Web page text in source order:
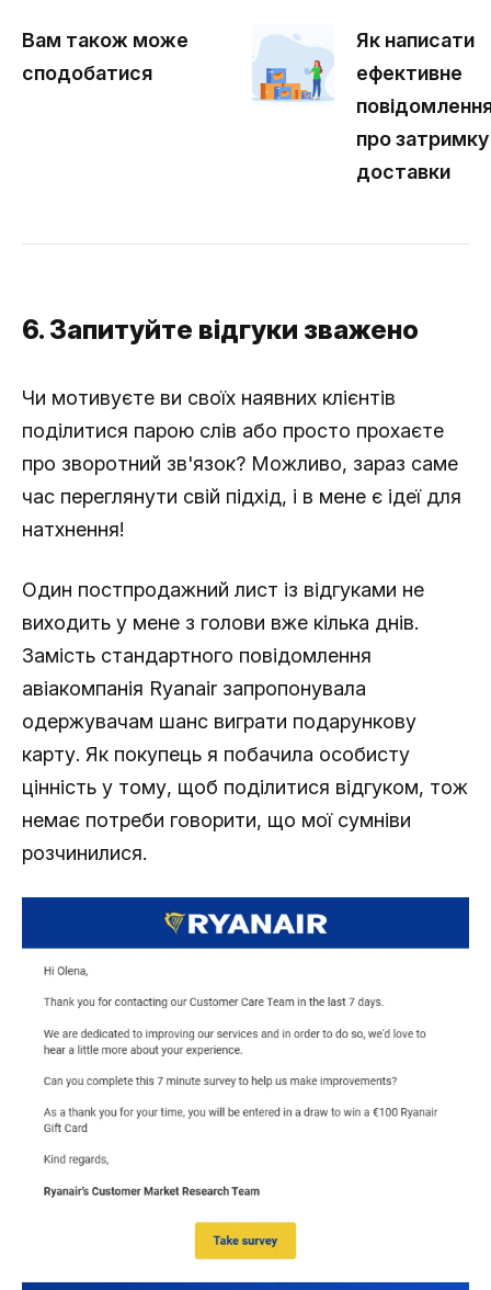
Вам також може
сподобатися
Як написати
ефективне
про затримку
доставки
6. Запитуйте відгуки зважено
Чи мотивуєте ви своїх наявних клієнтів
поділитися парою слів або просто прохаєте
про зворотний зв'язок? Можливо, зараз саме
час переглянути свій підхід, і в мене є ідеї для
натхнення!
Один постпродажний лист із відгуками не
виходить у мене з голови вже кілька днів.
Замість стандартного повідомлення
авіакомпанія Ryanair запропонувала
одержувачам шанс виграти подарункову
карту. Як покупець я побачила особисту
цінність у тому, щоб поділитися відгуком, тож
немає потреби говорити, що мої сумніви
розчинилися.